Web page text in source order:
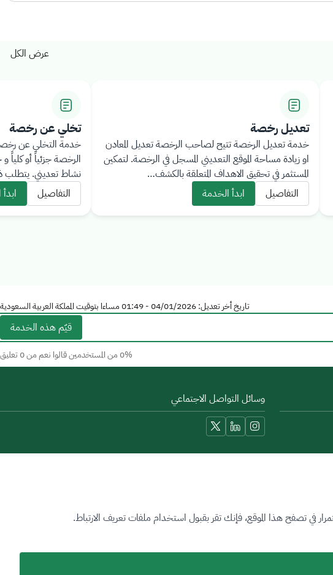
عرض الكل
تعديل رخصة
خدمة تعديل الرخصة تتيح لصاحب الرخصة تعديل المعادن
او زيادة مساحة الموقع التعديني المسجل في الرخصة. لتمكين
المستثمر في تحقيق الاهداف المتعلقة بالكشف…
التفاصيل
ابدأ الخدمة
تخلي عن رخصة
خدمة التخلي عن رخصة
الرخصة جزئياً أو كلياً و
نشاط تعديني.
التفاصيل
تاريخ أخر تعديل: 04/01/2026 - 01:49 مساءا بتوقيت المملكة العربية السعودية
قيّم هذه الخدمة
0% من المستخدمين قالوا نعم من 0 تعليق
وسائل التواصل الاجتماعي
في تصفح هذا الموقع، فإنك تقر بقبول استخدام ملفات تعريف الارتباط.